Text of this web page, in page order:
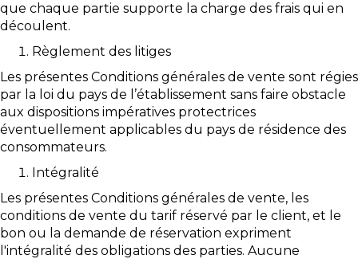
que chaque partie supporte la charge des frais qui en
découlent.
Règlement des litiges
Les présentes Conditions générales de vente sont régies
par la loi du pays de l’établissement sans faire obstacle
aux dispositions impératives protectrices
éventuellement applicables du pays de résidence des
consommateurs.
Intégralité
Les présentes Conditions générales de vente, les
conditions de vente du tarif réservé par le client, et le
bon ou la demande de réservation expriment
l'intégralité des obligations des parties. Aucune